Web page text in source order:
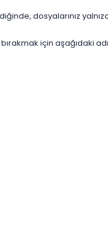
dosyalarınız
için aşağıdaki